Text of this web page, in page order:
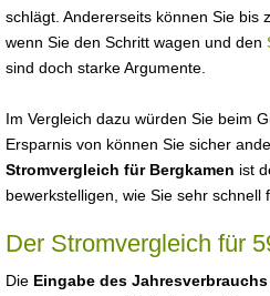
schlägt. Andererseits können Sie bis
wenn Sie den Schritt wagen und den
sind doch starke Argumente.
Im Vergleich dazu würden Sie beim
Ersparnis von können Sie sicher
Stromvergleich für Bergkamen ist
bewerkstelligen, wie Sie sehr schnell
Der Stromvergleich für
Die Eingabe des Jahresverbrauchs